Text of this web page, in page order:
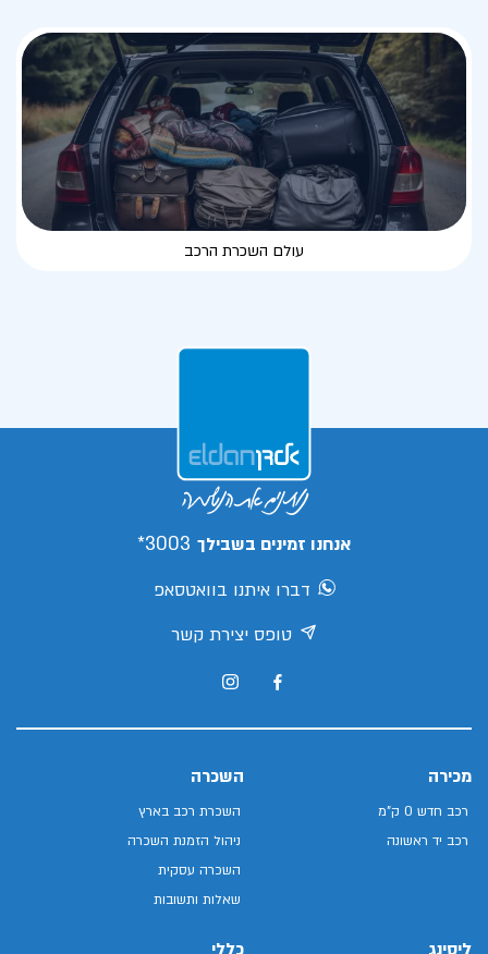
עולם השכרת הרכב
אנחנו זמינים בשבילך 3003*
דברו איתנו בוואטסאפ
טופס יצירת קשר
מכירה
רכב חדש 0 ק"מ
רכב יד ראשונה
השכרה
השכרת רכב בארץ
ניהול הזמנת השכרה
השכרה עסקית
שאלות ותשובות
ליסינג כללי